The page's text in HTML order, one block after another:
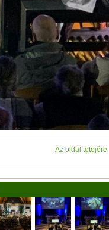
Az oldal tetejére